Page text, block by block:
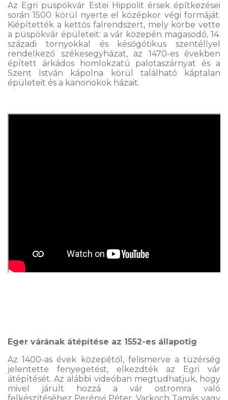
Az Egri püspökvár Estei Hippolit érsek építkezései
során 1500 körül nyerte el középkor végi formáját.
Kiépítették a kettős falrendszert, mely körbe vette
a püspökvár épületeit: a vár közepén magasodó, 14.
századi tornyokkal és későgótikus szentéllyel
rendelkező székesegyházat, az 1470-es években
épített árkádos homlokzatú palotaszárnyat és a
Szent István kápolna körül található káptalan
épületeit és a kanonokok házait.
Eger várának átépítése az 1552-es állapotig
Az 1400-as évek közepétől, felismerve a tüzérség
jelentette fenyegetést, elkezdték az Egri vár
átépítését. Az alábbi videóban megtudhatjuk, hogy
mivel járult hozzá a vár ostromra való